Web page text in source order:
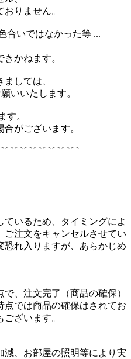
りません。
合いではなかった等 ...
かねます。
しては、
いいたします。
す。
がございます。
いるため、タイミングによ
ご注文をキャンセルさせてい
恐れ入りますが、あらかじめ
で、注文完了（商品の確保）
点では商品の確保はされてお
ざいます。
減、お部屋の照明等により実